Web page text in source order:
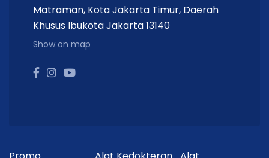
Ambil sampel darah menggunakan lancet.
Tempelkan darah pada area sampel strip.
Tunggu hingga hasil muncul pada layar alat.
Matraman, Kota Jakarta Timur, Daerah
Khusus Ibukota Jakarta 13140
Show on map